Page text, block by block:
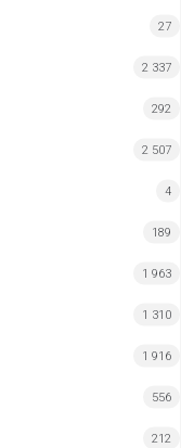
27
2 337
292
2 507
4
189
1 963
1 310
1 916
556
212